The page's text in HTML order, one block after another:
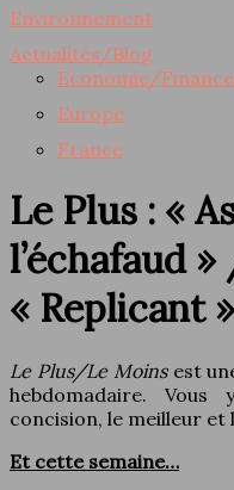
Environnement
Actualités/Blog
Economie/
Europe
France
Le Plus : «
l’échafaud
« Replicant
Le Plus/Le Moinsest
hebdomadaire.
concision, le meilleur et
Et cette semaine…